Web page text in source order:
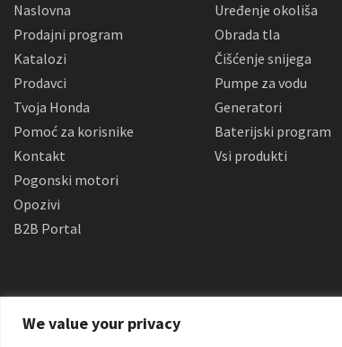
We value your privacy
Naslovna
Prodajni program
Katalozi
Prodavci
Tvoja Honda
Pomoć za korisnike
Kontakt
Pogonski motori
Opozivi
B2B Portal
Uređenje okoliša
Obrada tla
Čišćenje snijega
Pumpe za vodu
Generatori
Baterijski program
Vsi produkti